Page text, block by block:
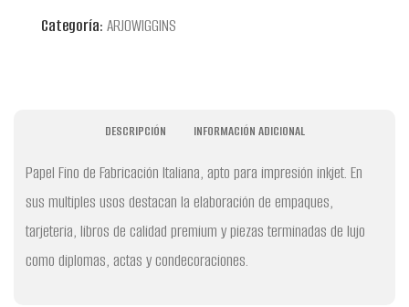
Categoría: ARJOWIGGINS
DESCRIPCIÓN INFORMACIÓN ADICIONAL
Papel Fino de Fabricación Italiana, apto para impresión inkjet. En
sus multiples usos destacan la elaboración de empaques,
tarjeteria, libros de calidad premium y piezas terminadas de lujo
como diplomas, actas y condecoraciones.